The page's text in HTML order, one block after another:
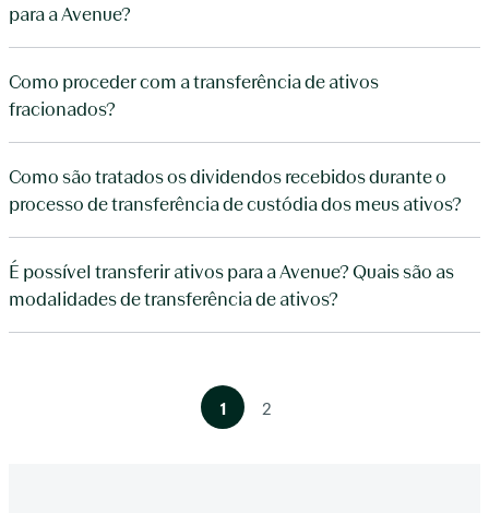
para a Avenue?
Como proceder com a transferência de ativos
fracionados?
Como são tratados os dividendos recebidos durante o
processo de transferência de custódia dos meus ativos?
É possível transferir ativos para a Avenue? Quais são as
modalidades de transferência de ativos?
1 2